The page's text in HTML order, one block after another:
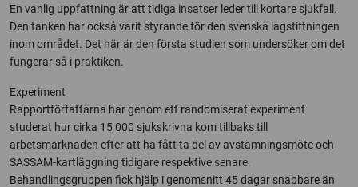
En vanlig uppfattning är att tidiga insatser leder till kortare sjukfall.
Den tanken har också varit styrande för den svenska lagstiftningen
inom området. Det här är den första studien som undersöker om det
fungerar så i praktiken.
Experiment
Rapportförfattarna har genom ett randomiserat experiment
studerat hur cirka 15 000 sjukskrivna kom tillbaks till
arbetsmarknaden efter att ha fått ta del av avstämningsmöte och
SASSAM-kartläggning tidigare respektive senare.
Behandlingsgruppen fick hjälp i genomsnitt 45 dagar snabbare än